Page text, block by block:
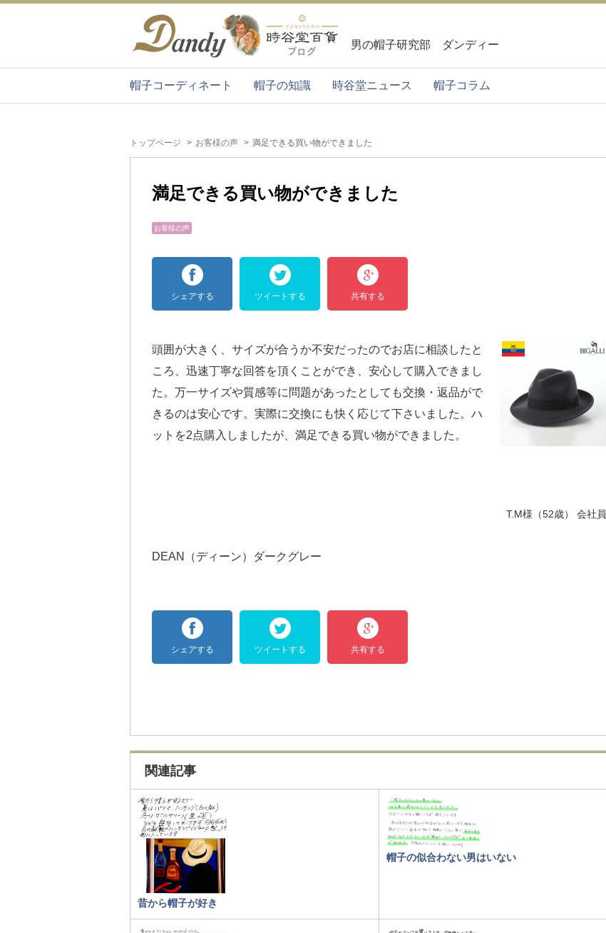
男の帽子研究部 ダンディー
帽子コーディネート 帽子の知識 時谷堂ニュース 帽子コラム
トップページ お客様の声 満足できる買い物ができました
満足できる買い物ができました
お客様の声
シェアする ツイートする 共有する
頭囲が大きく、サイズが合うか不安だったのでお店に相談したと
ころ、迅速丁寧な回答を頂くことができ、安心して購入できまし
た。万一サイズや質感等に問題があったとしても交換・返品がで
きるのは安心です。実際に交換にも快く応じて下さいました。ハ
ットを2点購入しましたが、満足できる買い物ができました。
T.M様（52歳） 会社員
DEAN（ディーン）ダークグレー
シェアする ツイートする 共有する
関連記事
昔から帽子が好き
帽子の似合わない男はいない